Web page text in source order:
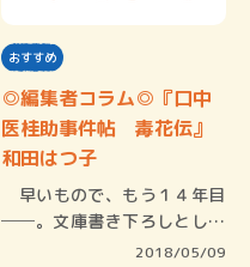
おすすめ
◎編集者コラム◎『口中
医桂助事件帖 毒花伝』
和田はつ子
早いもので、もう１４年目
──。文庫書き下ろしとして
2018/05/09